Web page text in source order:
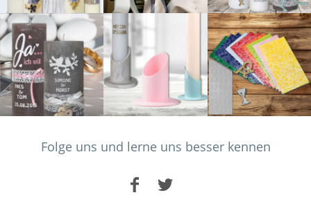
Folge uns und lerne uns besser kennen